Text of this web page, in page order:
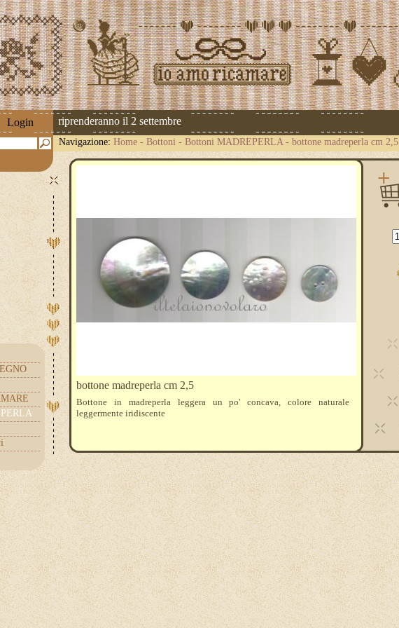
Login riprenderanno il 2 settembre
Navigazione: Home - Bottoni - Bottoni MADREPERLA- bottone madreperla cm 2,5
bottone madreperla cm 2,5
Bottone in madreperla leggera un po' concava, colore naturale
leggermente iridiscente